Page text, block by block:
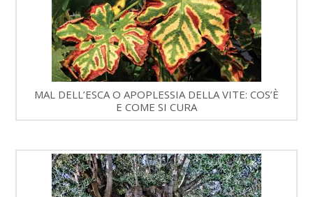
MAL DELL’ESCA O APOPLESSIA DELLA VITE: COS’È
E COME SI CURA